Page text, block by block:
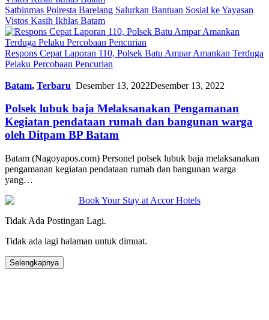
Satbinmas Polresta Barelang Salurkan Bantuan Sosial ke Yayasan
Vistos Kasih Ikhlas Batam
Respons Cepat Laporan 110, Polsek Batu Ampar Amankan Terduga
Pelaku Percobaan Pencurian
Batam, Terbaru Desember 13, 2022Desember 13, 2022
Polsek lubuk baja Melaksanakan Pengamanan
Kegiatan pendataan rumah dan bangunan warga
oleh Ditpam BP Batam
Batam (Nagoyapos.com) Personel polsek lubuk baja melaksanakan
pengamanan kegiatan pendataan rumah dan bangunan warga
yang…
Tidak Ada Postingan Lagi.
Tidak ada lagi halaman untuk dimuat.
Selengkapnya